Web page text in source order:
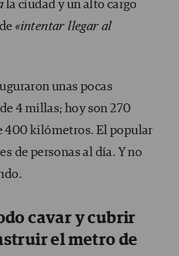
la ciudad y un alto cargo
«intentar llegar al
unas pocas
4 millas; hoy son 270
400 kilómetros. El popular
de personas al día. Y no
cavar y cubrir
el metro de